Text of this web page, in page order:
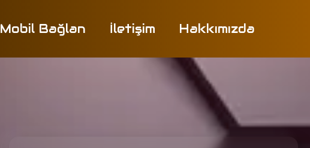
Mobil Bağlan İletişim Hakkımızda